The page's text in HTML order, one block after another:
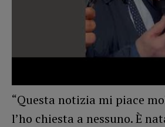
“Questa notizia mi piace
l’ho chiesta a nessuno. È